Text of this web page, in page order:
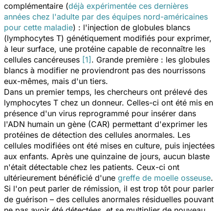
complémentaire (déjà expérimentée ces dernières
années chez l'adulte par des équipes nord-américaines
pour cette maladie) : l'injection de globules blancs
(lymphocytes T) génétiquement modifiés pour exprimer,
à leur surface, une protéine capable de reconnaître les
cellules cancéreuses [1]. Grande première : les globules
blancs à modifier ne proviendront pas des nourrissons
eux-mêmes, mais d'un tiers.
Dans un premier temps, les chercheurs ont prélevé des
lymphocytes T chez un donneur. Celles-ci ont été mis en
présence d'un virus reprogrammé pour insérer dans
l'ADN humain un gène (CAR) permettant d'exprimer les
protéines de détection des cellules anormales. Les
cellules modifiées ont été mises en culture, puis injectées
aux enfants. Après une quinzaine de jours, aucun blaste
n'était détectable chez les patients. Ceux-ci ont
ultérieurement bénéficié d'une greffe de moelle osseuse.
Si l'on peut parler de rémission, il est trop tôt pour parler
de guérison – des cellules anormales résiduelles pouvant